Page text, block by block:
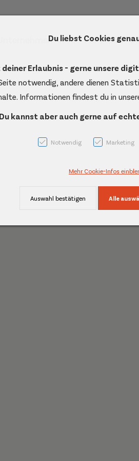
+ 3]
MAF Für Eltern
Du liebst Cookies
Erlaubnis - gerne unsere
notwendig, andere dienen
Informationen findest du in
Du kannst aber auch gerne auf
Notwendig Marketing
Mehr Cookie-Infos
Auswahl bestätigen Alle